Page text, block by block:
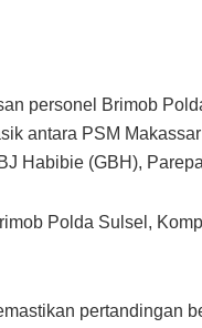
personel Brimob
antara PSM
Habibie (GBH),
Polda Sulsel,
pertandingan